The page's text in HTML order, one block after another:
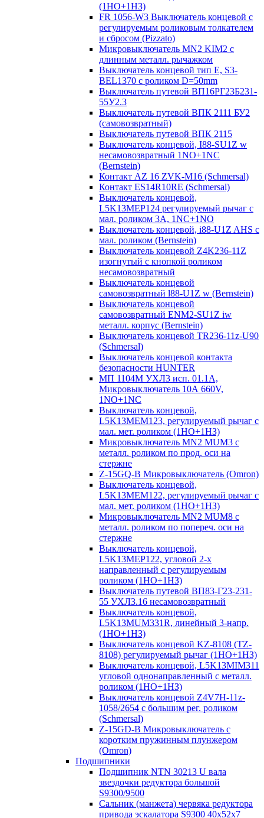
(1НО+1НЗ)
FR 1056-W3 Выключатель концевой с
регулируемым роликовым толкателем
и сбросом (Pizzato)
Микровыключатель MN2 KIM2 с
длинным металл. рычажком
Выключатель концевой тип Е, S3-
BEL1370 с роликом D=50mm
Выключатель путевой ВП16РГ23Б231-
55У2.3
Выключатель путевой ВПК 2111 БУ2
(самовозвратный)
Выключатель путевой ВПК 2115
Выключатель концевой, I88-SU1Z w
несамовозвратный 1NO+1NC
(Bernstein)
Контакт AZ 16 ZVK-M16 (Schmersal)
Контакт ES14R10RE (Schmersal)
Выключатель концевой,
L5K13MEP124 регулируемый рычаг с
мал. роликом 3А, 1NC+1NO
Выключатель концевой, i88-U1Z AHS с
мал. роликом (Bernstein)
Выключатель концевой Z4K236-11Z
изогнутый с кнопкой роликом
несамовозвратный
Выключатель концевой
самовозвратный l88-U1Z w (Bernstein)
Выключатель концевой
самовозвратный ENM2-SU1Z iw
металл. корпус (Bernstein)
Выключатель концевой TR236-11z-U90
(Schmersal)
Выключатель концевой контакта
безопасности HUNTER
МП 1104М УХЛ3 исп. 01.1А,
Микровыключатель 10А 660V,
1NO+1NC
Выключатель концевой,
L5K13MEM123, регулируемый рычаг с
мал. мет. роликом (1НО+1НЗ)
Микровыключатель MN2 MUM3 с
металл. роликом по прод. оси на
стержне
Z-15GQ-B Микровыключатель (Omron)
Выключатель концевой,
L5K13MEM122, регулируемый рычаг с
мал. мет. роликом (1НО+1НЗ)
Микровыключатель MN2 MUM8 с
металл. роликом по попереч. оси на
стержне
Выключатель концевой,
L5K13MEP122, угловой 2-х
направленный с регулируемым
роликом (1НО+1НЗ)
Выключатель путевой ВП83-Г23-231-
55 УХЛ3.16 несамовозвратный
Выключатель концевой,
L5K13MUM331R, линейный 3-напр.
(1НО+1НЗ)
Выключатель концевой KZ-8108 (TZ-
8108) регулируемый рычаг (1НО+1НЗ)
Выключатель концевой, L5K13MIM311
угловой однонаправленный с металл.
роликом (1НО+1НЗ)
Выключатель концевой Z4V7H-11z-
1058/2654 с большим рег. роликом
(Schmersal)
Z-15GD-B Микровыключатель с
коротким пружинным плунжером
(Omron)
Подшипники
Подшипник NTN 30213 U вала
звездочки редуктора большой
S9300/9500
Сальник (манжета) червяка редуктора
привода эскалатора S9300 40х52х7